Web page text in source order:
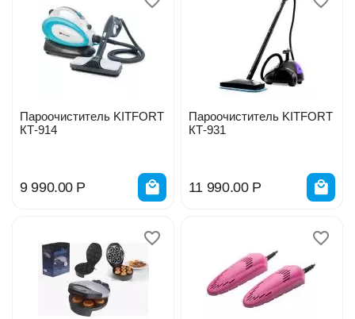
Пароочиститель KITFORT
КТ-914
9 990.00 Р
Пароочиститель KITFORT
КТ-931
11 990.00 Р